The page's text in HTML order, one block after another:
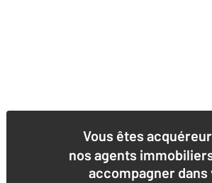
Vous êtes
nos agents
accompagner dans